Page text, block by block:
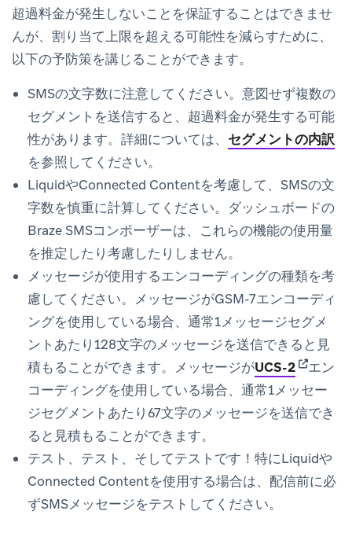
超過料金が発生しないことを保証することはできませ
んが、割り当て上限を超える可能性を減らすために、
以下の予防策を講じることができます。
SMSの文字数に注意してください。意図せず複数の
セグメントを送信すると、超過料金が発生する可能
性があります。詳細については、 セグメントの内訳
を参照してください。
LiquidやConnected Contentを考慮して、SMSの文
字数を慎重に計算してください。ダッシュボードの
Braze SMSコンポーザーは、これらの機能の使用量
を推定したり考慮したりしません。
メッセージが使用するエンコーディングの種類を考
慮してください。メッセージがGSM-7エンコーディ
ングを使用している場合、通常1メッセージセグメ
ントあたり128文字のメッセージを送信できると見
積もることができます。メッセージがUCS-2(opens
エン
コーディングを使用している場合、通常1メッセー
ジセグメントあたり67文字のメッセージを送信でき
ると見積もることができます。
テスト、テスト、そしてテストです！特にLiquidや
Connected Contentを使用する場合は、配信前に必
ずSMSメッセージをテストしてください。